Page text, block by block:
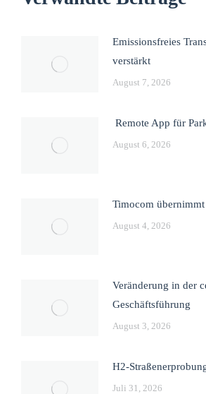
Emissionsfreies
verstärkt
August 7, 2026
Remote App für
August 6, 2026
Timocom
August 4, 2026
Veränderung in der
Geschäftsführung
August 3, 2026
H2-
Juli 31, 2026